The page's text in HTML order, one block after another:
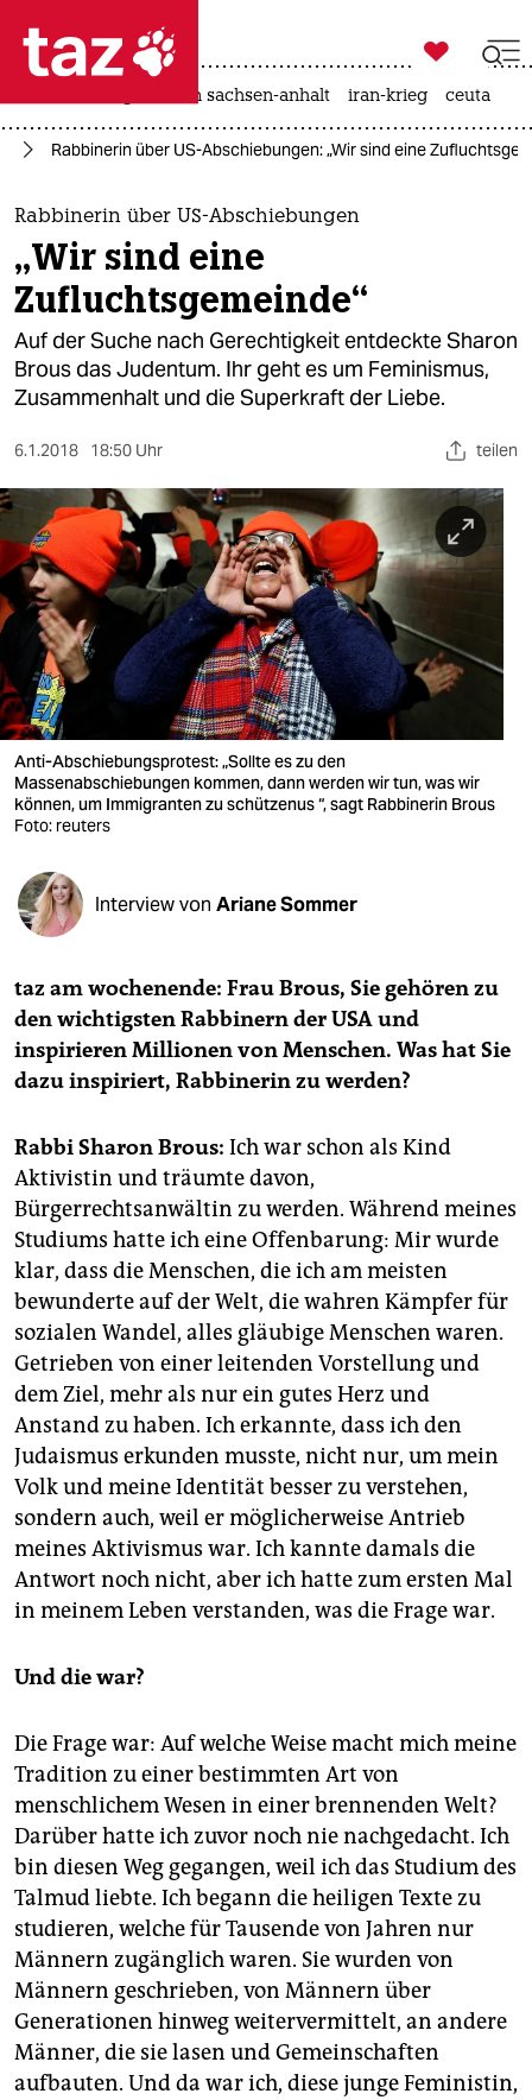
 taz zahl ich
taz zahl ich
themen
politik
öko
gesellschaft
sport
berlin
nord
wahrheit
verlag
verlag
veranstaltungen
shop
fragen & hilfe
unterstützen
abo
genossenschaft
epaper login

taz zahl ich
landtagswahl in sachsen-anhalt iran-krieg ceuta
Rabbinerin über US-Abschiebungen: „Wir sind eine
Rabbinerin über US-Abschiebungen
„Wir sind eine
Zufluchtsgemeinde“
Auf der Suche nach Gerechtigkeit entdeckte Sharon
Brous das Judentum. Ihr geht es um Feminismus,
Zusammenhalt und die Superkraft der Liebe.
6.1.2018 18:50 Uhr teilen
Anti-Abschiebungsprotest: „Sollte es zu den
Massenabschiebungen kommen, dann werden wir tun, was wir
können, um Immigranten zu schützenus “, sagt Rabbinerin Brous
Foto: reuters
Interview von Ariane Sommer
taz am wochenende: Frau Brous, Sie gehören zu
den wichtigsten Rabbinern der USA und
inspirieren Millionen von Menschen. Was hat Sie
dazu inspiriert, Rabbinerin zu werden?
Rabbi Sharon Brous: Ich war schon als Kind
Aktivistin und träumte davon,
Bürgerrechtsanwältin zu werden. Während meines
Studiums hatte ich eine Offenbarung: Mir wurde
klar, dass die Menschen, die ich am meisten
bewunderte auf der Welt, die wahren Kämpfer für
sozialen Wandel, alles gläubige Menschen waren.
Getrieben von einer leitenden Vorstellung und
dem Ziel, mehr als nur ein gutes Herz und
Anstand zu haben. Ich erkannte, dass ich den
Judaismus erkunden musste, nicht nur, um mein
Volk und meine Identität besser zu verstehen,
sondern auch, weil er möglicherweise Antrieb
meines Aktivismus war. Ich kannte damals die
Antwort noch nicht, aber ich hatte zum ersten Mal
in meinem Leben verstanden, was die Frage war.
Und die war?
Die Frage war: Auf welche Weise macht mich meine
Tradition zu einer bestimmten Art von
menschlichem Wesen in einer brennenden Welt?
Darüber hatte ich zuvor noch nie nachgedacht. Ich
bin diesen Weg gegangen, weil ich das Studium des
Talmud liebte. Ich begann die heiligen Texte zu
studieren, welche für Tausende von Jahren nur
Männern zugänglich waren. Sie wurden von
Männern geschrieben, von Männern über
Generationen hinweg weitervermittelt, an andere
Männer, die sie lasen und Gemeinschaften
aufbauten. Und da war ich, diese junge Feministin,